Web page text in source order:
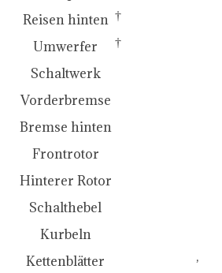
Reisen hinten †
Umwerfer
†
Schaltwerk
Vorderbremse
Bremse hinten
Frontrotor
Hinterer Rotor
Schalthebel
Kurbeln
Kettenblätter
,